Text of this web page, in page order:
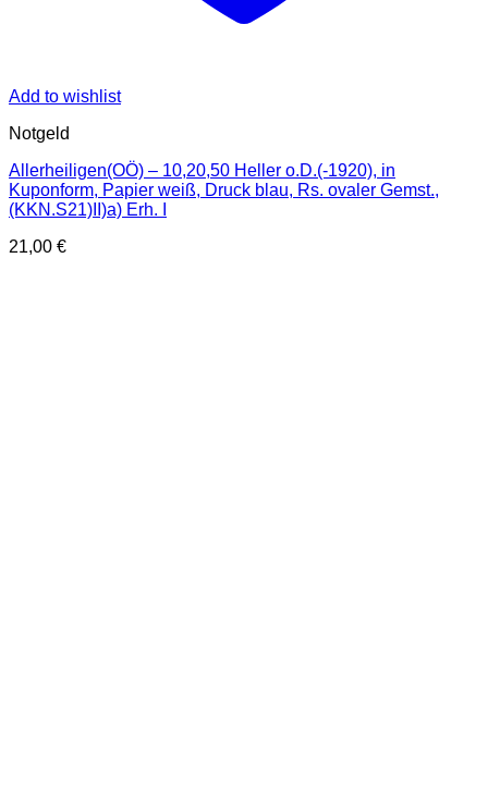
Add to wishlist
Notgeld
Allerheiligen(OÖ) – 10,20,50 Heller o.D.(-1920), in
Kuponform, Papier weiß, Druck blau, Rs. ovaler Gemst.,
(KKN.S21)II)a) Erh. I
21,00 €